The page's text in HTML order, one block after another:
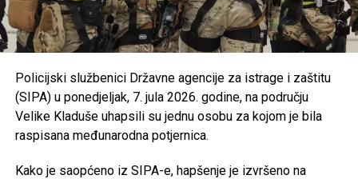
UNDP-om u okviru aktivnosti zelene tranzicije u
Bosni i Hercegovini.
Bihaćko muftijstvo i Ilmijju u ukupnom iznosu od
147.000 KM.
Iz Vlade USK poručuju da će i u narednom periodu
obrazovanja, podršku boračkoj populaciji, razvoj
Policijski službenici Državne agencije za istrage i zaštitu
(SIPA) u ponedjeljak, 7. jula 2026. godine, na području
Velike Kladuše uhapsili su jednu osobu za kojom je bila
raspisana međunarodna potjernica.
Kako je saopćeno iz SIPA-e, hapšenje je izvršeno na